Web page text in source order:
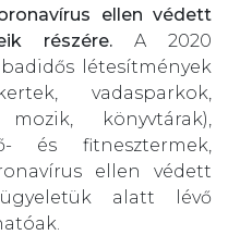
ellen védett
részére. A 2020
létesítmények
vadasparkok,
könyvtárak),
és fitnesztermek,
ellen védett
alatt lévő